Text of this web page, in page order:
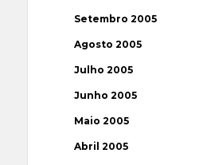
Setembro 2005
Agosto 2005
Julho 2005
Junho 2005
Maio 2005
Abril 2005